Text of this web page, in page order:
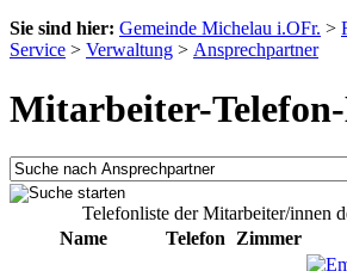
Sie sind hier: Gemeinde Michelau i.OFr. >
Service > Verwaltung > Ansprechpartner
Mitarbeiter-
Telefonliste der Mitarbeiter/innen
Name
Telefon Zimmer